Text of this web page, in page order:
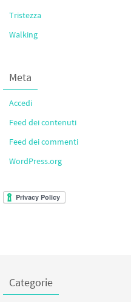
Tristezza
Walking
Meta
Accedi
Feed dei contenuti
Feed dei commenti
WordPress.org
Categorie